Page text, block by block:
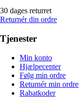
30 dages returret
Returnér din ordre
Tjenester
Min konto
Hjælpecenter
Følg min ordre
Returnér min ordre
Rabatkoder